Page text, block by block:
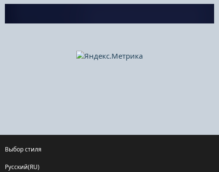
Выбор стиля
Русский(RU)